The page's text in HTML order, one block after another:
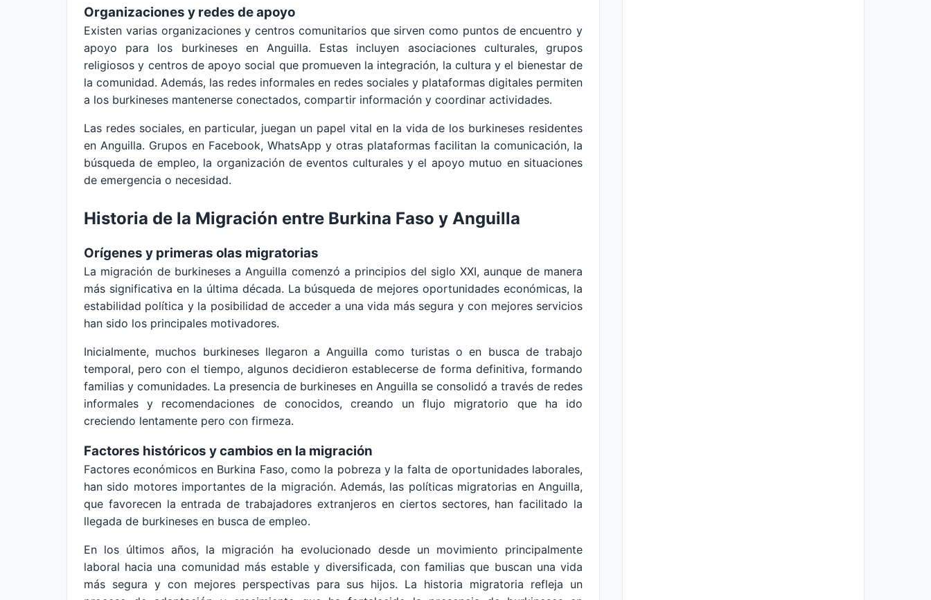
Organizaciones y redes de apoyo
Existen varias organizaciones y centros comunitarios que sirven como puntos de encuentro y
apoyo para los burkineses en Anguilla. Estas incluyen asociaciones culturales, grupos
religiosos y centros de apoyo social que promueven la integración, la cultura y el bienestar de
la comunidad. Además, las redes informales en redes sociales y plataformas digitales permiten
a los burkineses mantenerse conectados, compartir información y coordinar actividades.
Las redes sociales, en particular, juegan un papel vital en la vida de los burkineses residentes
en Anguilla. Grupos en Facebook, WhatsApp y otras plataformas facilitan la comunicación, la
búsqueda de empleo, la organización de eventos culturales y el apoyo mutuo en situaciones
de emergencia o necesidad.
Historia de la Migración entre Burkina Faso y Anguilla
Orígenes y primeras olas migratorias
La migración de burkineses a Anguilla comenzó a principios del siglo XXI, aunque de manera
más significativa en la última década. La búsqueda de mejores oportunidades económicas, la
estabilidad política y la posibilidad de acceder a una vida más segura y con mejores servicios
han sido los principales motivadores.
Inicialmente, muchos burkineses llegaron a Anguilla como turistas o en busca de trabajo
temporal, pero con el tiempo, algunos decidieron establecerse de forma definitiva, formando
familias y comunidades. La presencia de burkineses en Anguilla se consolidó a través de redes
informales y recomendaciones de conocidos, creando un flujo migratorio que ha ido
creciendo lentamente pero con firmeza.
Factores históricos y cambios en la migración
Factores económicos en Burkina Faso, como la pobreza y la falta de oportunidades laborales,
han sido motores importantes de la migración. Además, las políticas migratorias en Anguilla,
que favorecen la entrada de trabajadores extranjeros en ciertos sectores, han facilitado la
llegada de burkineses en busca de empleo.
En los últimos años, la migración ha evolucionado desde un movimiento principalmente
laboral hacia una comunidad más estable y diversificada, con familias que buscan una vida
más segura y con mejores perspectivas para sus hijos. La historia migratoria refleja un